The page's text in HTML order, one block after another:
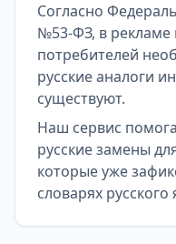
Согласно
№53-ФЗ, в рекламе
потребителей
русские аналоги
существуют.
Наш сервис
русские замены
которые уже
словарях русского